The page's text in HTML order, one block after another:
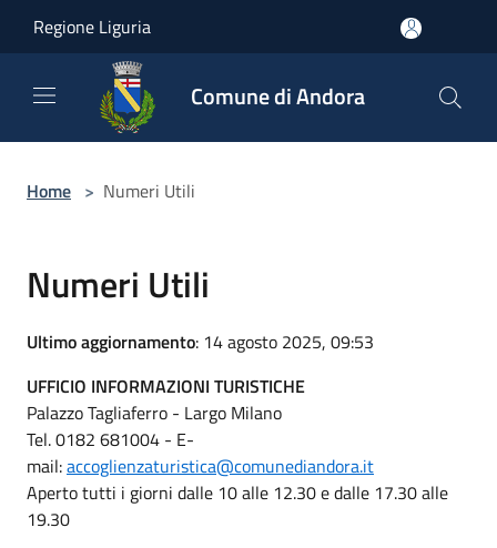
Regione Liguria
Comune di Andora
Home > Numeri Utili
Numeri Utili
Ultimo aggiornamento: 14 agosto 2025, 09:53
UFFICIO INFORMAZIONI TURISTICHE
Palazzo Tagliaferro - Largo Milano
Tel. 0182 681004 - E-
mail:accoglienzaturistica@comunediandora.it
Aperto tutti i giorni dalle 10 alle 12.30 e dalle 17.30 alle
19.30